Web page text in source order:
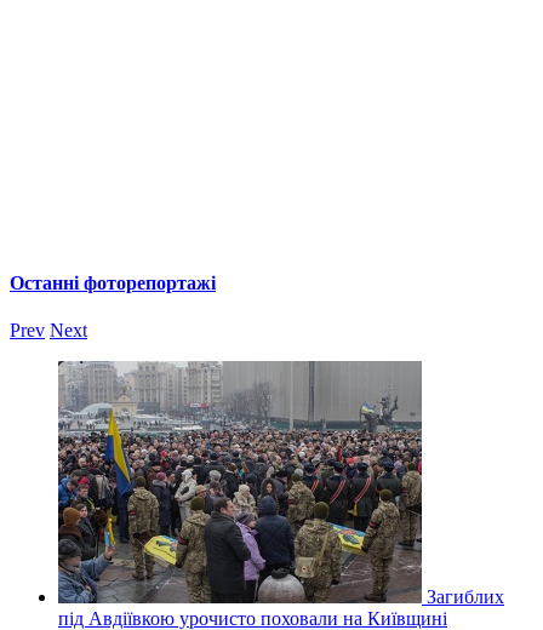
Останні фоторепортажі
Prev Next
Загиблих
під Авдіївкою урочисто поховали на Київщині